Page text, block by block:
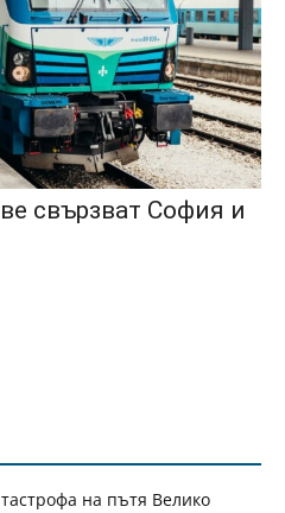
свързват София и
на пътя Велико